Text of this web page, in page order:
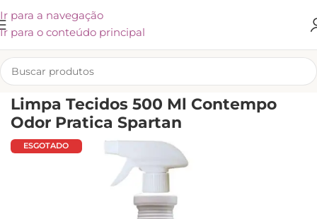
Ir para a navegação
Ir para o conteúdo principal
INÍCIO/SPARTAN/CARPETE, TAPEÇARIAS E ESTOFADOS
Limpa Tecidos 500 Ml Contempo
Odor Pratica Spartan
ESGOTADO